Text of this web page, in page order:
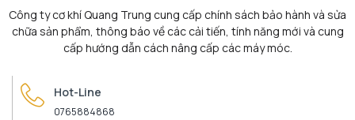
Công ty cơ khí Quang Trung cung cấp chính sách bảo hành và sửa
chữa sản phẩm, thông báo về các cải tiến, tính năng mới và cung
cấp hướng dẫn cách nâng cấp các máy móc.
Hot-Line
0765884868